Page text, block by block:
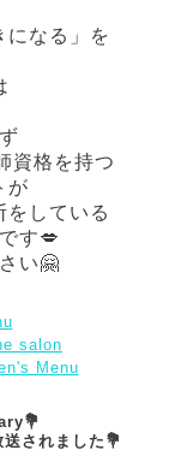
なる」
を
資格を持つ
が
をしている
す💋
い🤗
salon
Menu
されました💐